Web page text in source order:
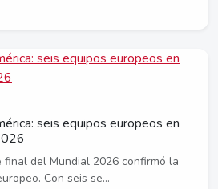
seis equipos europeos en
final del Mundial 2026 confirmó la
Con seis se...